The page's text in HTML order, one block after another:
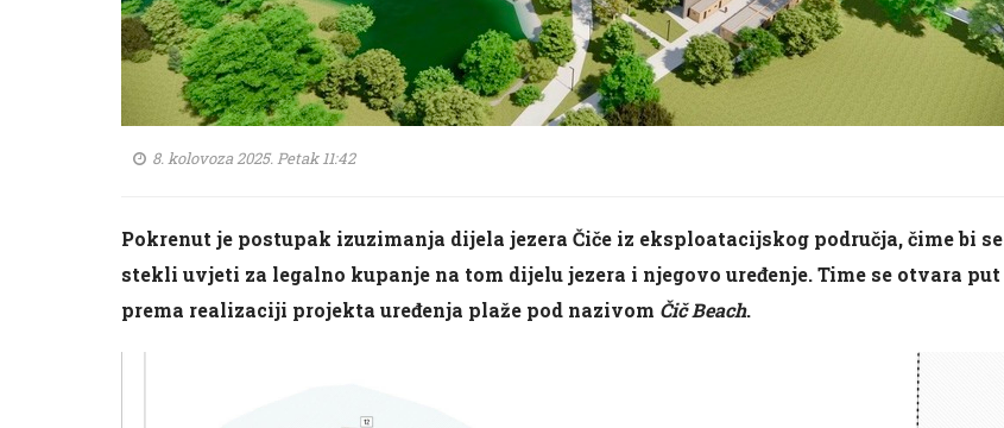
8. kolovoza 2025. Petak 11:42
Pokrenut je postupak izuzimanja dijela jezera Čiče iz eksploatacijskog područja, čime bi se
stekli uvjeti za legalno kupanje na tom dijelu jezera i njegovo uređenje. Time se otvara put
prema realizaciji projekta uređenja plaže pod nazivom Čič Beach.